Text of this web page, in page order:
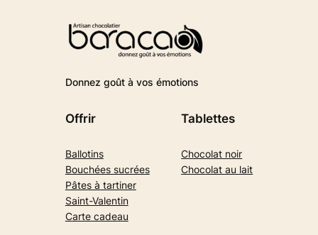
Donnez goût à vos émotions
Offrir
Ballotins
Bouchées sucrées
Pâtes à tartiner
Saint-Valentin
Carte cadeau
Tablettes
Chocolat noir
Chocolat au lait